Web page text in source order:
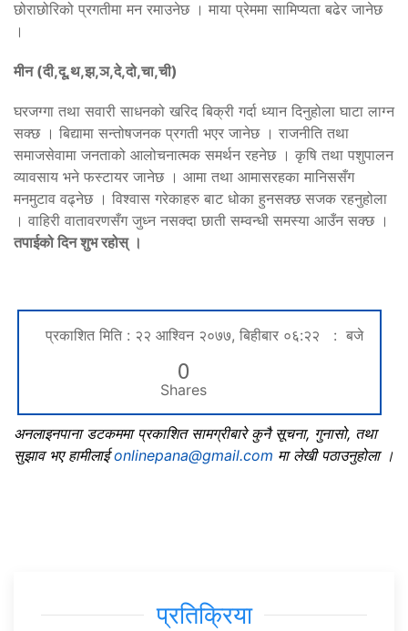
छोराछोरिको प्रगतीमा मन रमाउनेछ । माया प्रेममा सामिप्यता बढेर जानेछ
।
मीन (दी,दू,थ,झ,ञ,दे,दो,चा,ची)
घरजग्गा तथा सवारी साधनको खरिद बिक्री गर्दा ध्यान दिनुहोला घाटा लाग्न
सक्छ । बिद्यामा सन्तोषजनक प्रगती भएर जानेछ । राजनीति तथा
समाजसेवामा जनताको आलोचनात्मक समर्थन रहनेछ । कृषि तथा पशुपालन
व्यावसाय भने फस्टायर जानेछ । आमा तथा आमासरहका मानिससँग
मनमुटाव वढ्नेछ । विश्वास गरेकाहरु बाट धोका हुनसक्छ सजक रहनुहोला
। वाहिरी वातावरणसँग जुध्न नसक्दा छाती सम्वन्धी समस्या आउँन सक्छ ।
तपाईको दिन शुभ रहोस् ।
प्रकाशित मिति : २२ आश्विन २०७७, बिहीबार ०६:२२ : बजे
0
Shares
अनलाइनपाना डटकममा प्रकाशित सामग्रीबारे कुनै सूचना, गुनासो, तथा
सुझाव भए हामीलाईonlinepana@gmail.com मा लेखी पठाउनुहोला ।
प्रतिक्रिया